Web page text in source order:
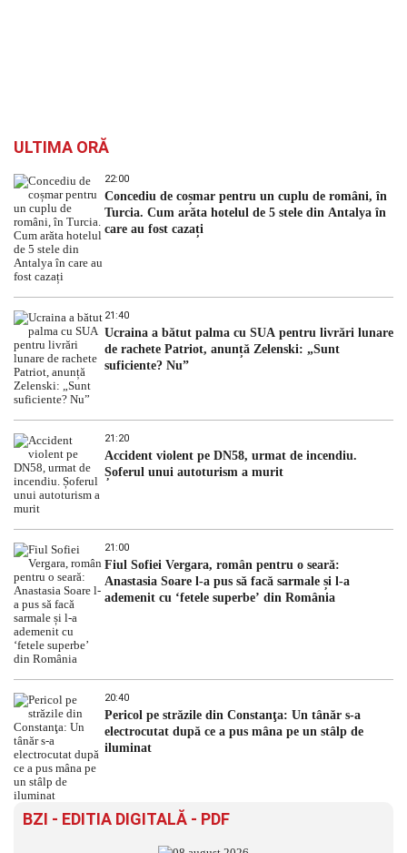
ULTIMA ORĂ
22:00
Concediu de coșmar pentru un cuplu de români, în
Turcia. Cum arăta hotelul de 5 stele din Antalya în
care au fost cazați
21:40
Ucraina a bătut palma cu SUA pentru livrări lunare
de rachete Patriot, anunță Zelenski: „Sunt
suficiente? Nu”
21:20
Accident violent pe DN58, urmat de incendiu.
Șoferul unui autoturism a murit
21:00
Fiul Sofiei Vergara, român pentru o seară:
Anastasia Soare l-a pus să facă sarmale și l-a
ademenit cu ‘fetele superbe’ din România
20:40
Pericol pe străzile din Constanţa: Un tânăr s-a
electrocutat după ce a pus mâna pe un stâlp de
iluminat
BZI - EDITIA DIGITALĂ - PDF